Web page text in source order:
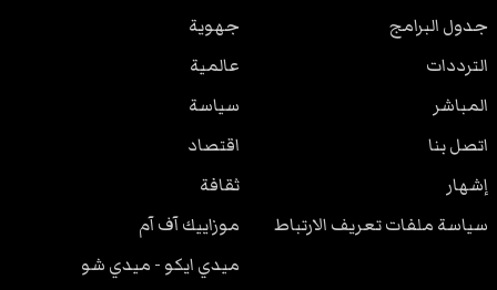
جدول البرامج
الترددات
المباشر
اتصل بنا
إشهار
سياسة ملفات تعريف الارتباط
جهوية
عالمية
سياسة
اقتصاد
ثقافة
موزاييك آف آم
ميدي ايكو - ميدي شو